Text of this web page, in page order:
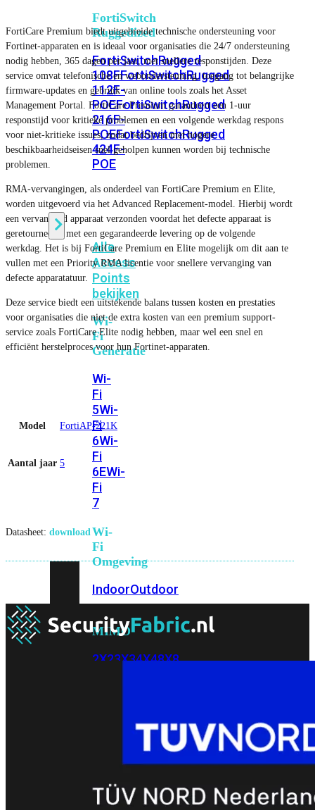
FortiSwitch
Ruggedized
FortiSwitchRugged
108FFortiSwitchRugged
112F-
POEFortiSwitchRugged
216F-
POEFortiSwitchRugged
424F-
POE
WiFi
Alle
Access
Points
bekijken
Wi-
Fi
Generatie
Wi-
Fi
5Wi-
Fi
6Wi-
Fi
6EWi-
Fi
7
Wi-
Fi
Omgeving
IndoorOutdoor
MIMO
2X23X34X48X8
FortiAPFortiWiFi
met
Wi-
FortiCare Premium biedt uitgebreide technische ondersteuning voor
Fortinet-apparaten en is ideaal voor organisaties die 24/7 ondersteuning
nodig hebben, 365 dagen per jaar, met snellere responstijden. Deze
service omvat telefonische en webondersteuning, toegang tot belangrijke
firmware-updates en gebruik van online tools zoals het Asset
Management Portal. FortiCare Premium garandeert een 1-uur
responstijd voor kritieke problemen en een volgende werkdag respons
voor niet-kritieke issues, zodat bedrijven met hogere
beschikbaarheidseisen snel geholpen kunnen worden bij technische
problemen.
RMA-vervangingen, als onderdeel van FortiCare Premium en Elite,
worden uitgevoerd via het Advanced Replacement-model. Hierbij wordt
een vervangend apparaat verzonden voordat het defecte apparaat is
geretourneerd, met een gegarandeerde levering op de volgende
werkdag. Het is bij FortiCare Premium en Elite mogelijk om dit aan te
vullen met een Priority RMA licentie voor snellere vervanging van
defecte apparatatuur.
Deze service biedt een uitstekende balans tussen kosten en prestaties
voor organisaties die niet de extra kosten van een premium support-
service zoals FortiCare Elite nodig hebben, maar wel een snel en
efficiënt herstelproces voor hun Fortinet-apparaten.
Model FortiAP-221K
Aantal jaar 5
Datasheet: download